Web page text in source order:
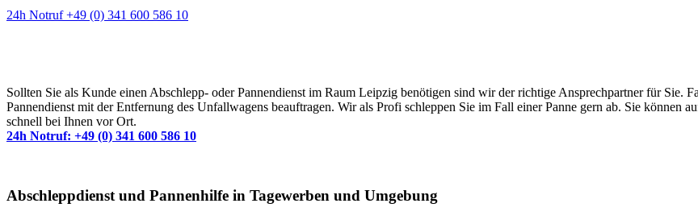
24h Notruf +49 (0) 341 600 586 10
Sollten Sie als Kunde einen Abschlepp- oder Pannendienst im Raum Leipzig benötigen sind wir der richtige Ansprechpartner für Sie.
Pannendienst mit der Entfernung des Unfallwagens beauftragen. Wir als Profi schleppen Sie im Fall einer Panne gern ab. Sie können
schnell bei Ihnen vor Ort.
24h Notruf: +49 (0) 341 600 586 10
Abschleppdienst und Pannenhilfe in Tagewerben und Umgebung